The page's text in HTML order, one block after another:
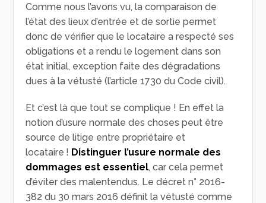
Comme nous l’avons vu, la comparaison de
l’état des lieux d’entrée et de sortie permet
donc de vérifier que le locataire a respecté ses
obligations et a rendu le logement dans son
état initial, exception faite des dégradations
dues à la vétusté (l’article 1730 du Code civil).
Et c’est là que tout se complique ! En effet la
notion d’usure normale des choses peut être
source de litige entre propriétaire et
locataire ! Distinguer l’usure normale des
dommages est essentiel, car cela permet
d’éviter des malentendus. Le décret n° 2016-
382 du 30 mars 2016 définit la vétusté comme